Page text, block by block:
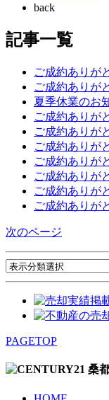
back
記事一覧
ご成約ありが
ご成約ありが
夏季休業のお
ご成約ありが
ご成約ありが
ご成約ありが
ご成約ありが
ご成約ありが
ご成約ありが
ご成約ありが
次のページ
PAGETOP